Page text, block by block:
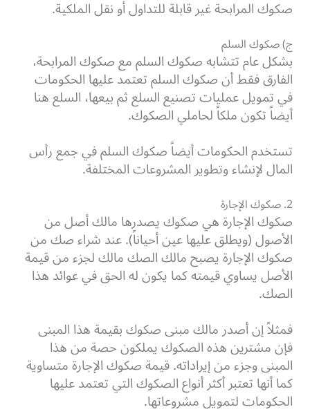
صكوك المرابحة غير قابلة للتداول أو نقل الملكية.
ج) صكوك السلم
بشكل عام تتشابه صكوك السلم مع صكوك المرابحة،
الفارق فقط أن صكوك السلم تعتمد عليها الحكومات
في تمويل عمليات تصنيع السلع ثم بيعها، السلع هنا
أيضاً تكون ملكاً لحاملي الصكوك.
تستخدم الحكومات أيضاً صكوك السلم في جمع رأس
المال لإنشاء وتطوير المشروعات المختلفة.
2. صكوك الإجارة
صكوك الإجارة هي صكوك يصدرها مالك أصل من
الأصول (ويطلق عليها عين أحياناً). عند شراء صك من
صكوك الإجارة يصبح مالك الصك مالك لجزء من قيمة
الأصل يساوي قيمته كما يكون له الحق في عوائد هذا
الصك.
فمثلاً إن أصدر مالك مبنى صكوك بقيمة هذا المبنى
فإن مشترين هذه الصكوك يملكون حصة من هذا
المبنى وجزء من إيراداته. قيمة صكوك الإجارة متساوية
كما أنها تعتبر أكثر أنواع الصكوك التي تعتمد عليها
الحكومات لتمويل مشروعاتها.